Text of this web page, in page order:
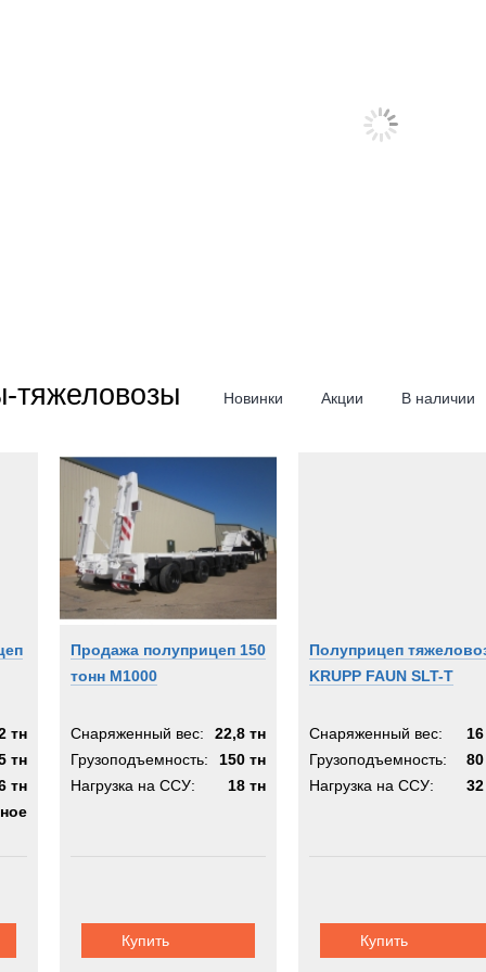
тяжеловозы Новинки Акции В наличии
тн
тн
тн
Продажа полуприцеп 150
тонн M1000
Снаряженный вес:
22,8 тн
Грузоподъемность:
150 тн
Нагрузка на ССУ:
18 тн
Купить
Полуприцеп
KRUPP FAUN SLT-T
Снаряженный вес:
Грузоподъемность:
Нагрузка на ССУ:
Купить